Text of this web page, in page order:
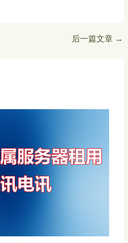
后一篇文章 →